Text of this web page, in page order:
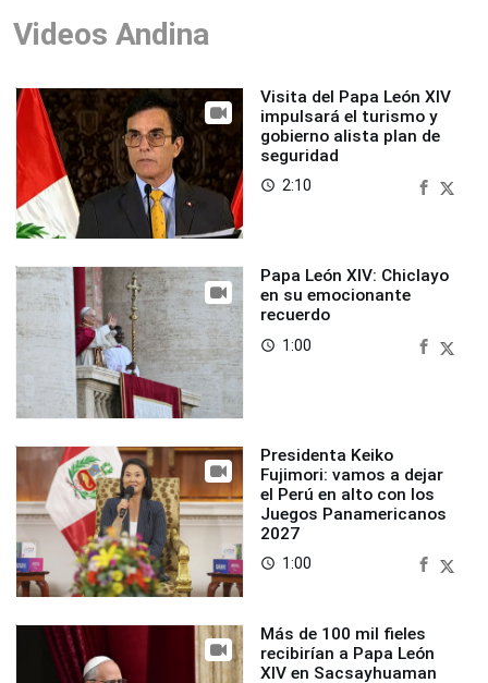
Videos Andina
Visita del Papa León XIV
impulsará el turismo y
gobierno alista plan de
seguridad
access_time 2:10
Papa León XIV: Chiclayo
en su emocionante
recuerdo
access_time 1:00
Presidenta Keiko
Fujimori: vamos a dejar
el Perú en alto con los
Juegos Panamericanos
2027
access_time 1:00
Más de 100 mil fieles
recibirían a Papa León
XIV en Sacsayhuaman